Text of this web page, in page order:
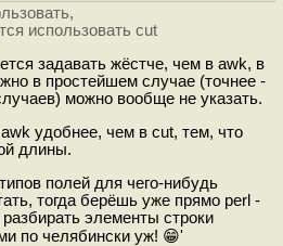
использовать cut
задавать жёстче, чем в awk, в
в простейшем случае (точнее -
можно вообще не указать.
удобнее, чем в cut, тем, что
длины.
полей для чего-нибудь
тогда берёшь уже прямо perl -
элементы строки
по челябински уж! 😁'